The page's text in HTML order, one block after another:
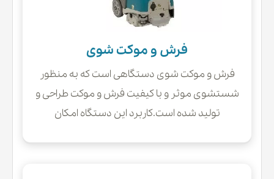
فرش و موکت شوی
فرش و موکت شوی دستگاهی است که به منظور
شستشوی موثر و با کیفیت فرش و موکت طراحی و
تولید شده است.کاربرد این دستگاه امکان